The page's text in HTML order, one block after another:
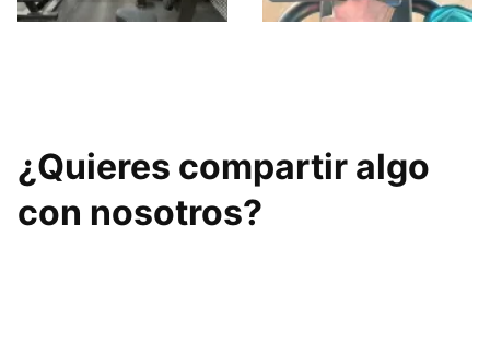
¿Quieres compartir algo
con nosotros?